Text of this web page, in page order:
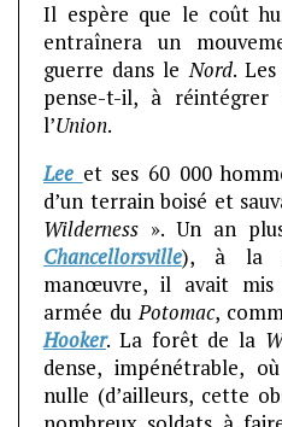
Il espère que le coût
entraînera un
guerre dans leNord.
pense-t-il, à
l’Union.
Lee et ses 60 000
d’un terrain boisé et
Wilderness ». Un an
Chancellorsville), à la
manœuvre, il avait
armée duPotomac,
Hooker. La forêt de la
dense, impénétrable,
nulle (d’ailleurs, cette